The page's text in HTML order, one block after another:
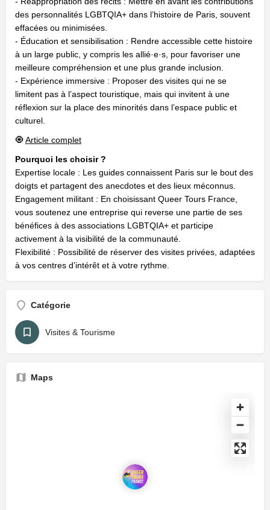
des personnalités LGBTQIA+ dans l’histoire de Paris, souvent
effacées ou minimisées.
- Éducation et sensibilisation : Rendre accessible cette histoire
à un large public, y compris les allié·e·s, pour favoriser une
meilleure compréhension et une plus grande inclusion.
- Expérience immersive : Proposer des visites qui ne se
limitent pas à l’aspect touristique, mais qui invitent à une
réflexion sur la place des minorités dans l’espace public et
culturel.
🧿Article complet
Pourquoi les choisir ?
Expertise locale : Les guides connaissent Paris sur le bout des
doigts et partagent des anecdotes et des lieux méconnus.
Engagement militant : En choisissant Queer Tours France,
vous soutenez une entreprise qui reverse une partie de ses
bénéfices à des associations LGBTQIA+ et participe
activement à la visibilité de la communauté.
Flexibilité : Possibilité de réserver des visites privées, adaptées
à vos centres d’intérêt et à votre rythme.
Catégorie
Visites & Tourisme
Maps